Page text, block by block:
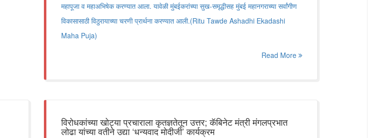
महापूजा व महाअभिषेक करण्यात आला. यावेळी मुंबईकरांच्या सुख-समृद्धीसह मुंबई महानगराच्या सर्वांगीण
विकासासाठी विठुरायाच्या चरणी प्रार्थना करण्यात आली.(Ritu Tawde Ashadhi Ekadashi
Maha Puja)
Read More
विरोधकांच्या खोट्या प्रचाराला कृतज्ञतेतून उत्तर; कॅबिनेट मंत्री मंगलप्रभात
लोढा यांच्या वतीने उद्या ‘धन्यवाद मोदीजी’ कार्यक्रम